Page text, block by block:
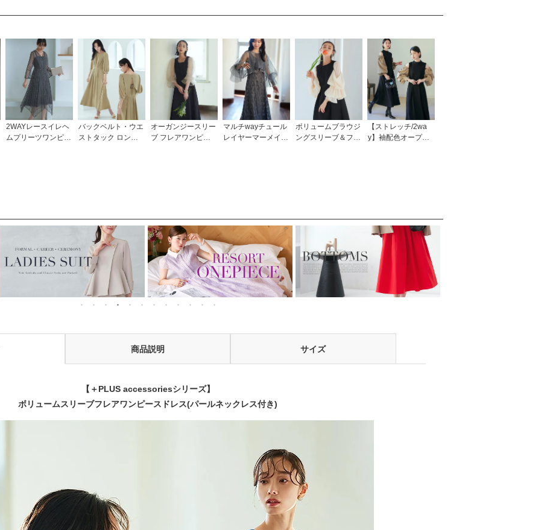
2WAYレースイレヘ
ムプリーツワンピー
バックベルト・ウエ
ストタック ロング
オーガンジースリー
ブ フレアワンピー
マルチwayチュール
レイヤーマーメイド
ボリュームブラウジ
ングスリーブ＆フレ
【ストレッチ/2wa
y】袖配色オープン
商品説明 サイズ
【＋PLUS accessoriesシリーズ】
ボリュームスリーブフレアワンピースドレス(パールネックレス付き)